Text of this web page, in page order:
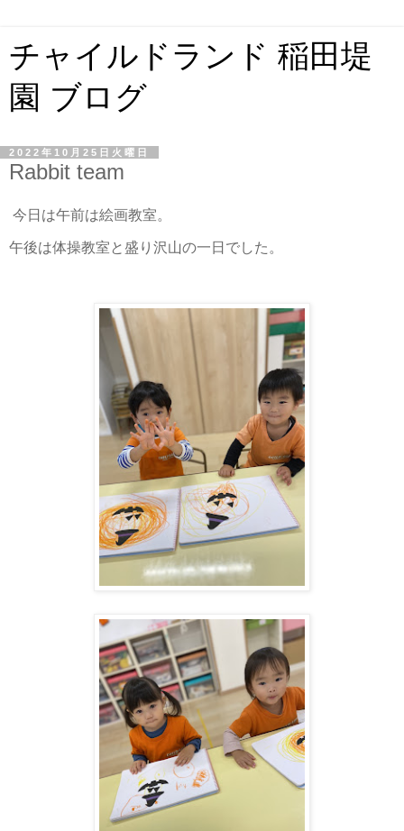
チャイルドランド 稲田堤
園 ブログ
2022年10月25日火曜日
Rabbit team
今日は午前は絵画教室。
午後は体操教室と盛り沢山の一日でした。